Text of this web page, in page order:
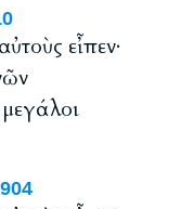
εἶπεν·